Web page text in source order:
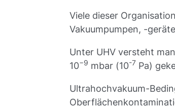
Viele dieser
Vakuumpumpen, -
Unter UHV versteht
10−9 mbar (10-7 Pa)
Ultrahochvakuum-